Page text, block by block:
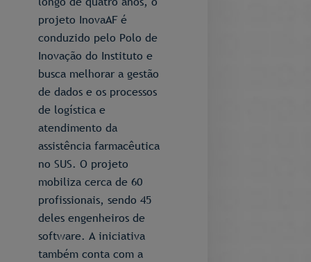
projeto InovaAF é
conduzido pelo Polo de
Inovação do Instituto e
busca melhorar a gestão
de dados e os processos
de logística e
atendimento da
assistência farmacêutica
no SUS. O projeto
mobiliza cerca de 60
profissionais, sendo 45
deles engenheiros de
software. A iniciativa
também conta com a